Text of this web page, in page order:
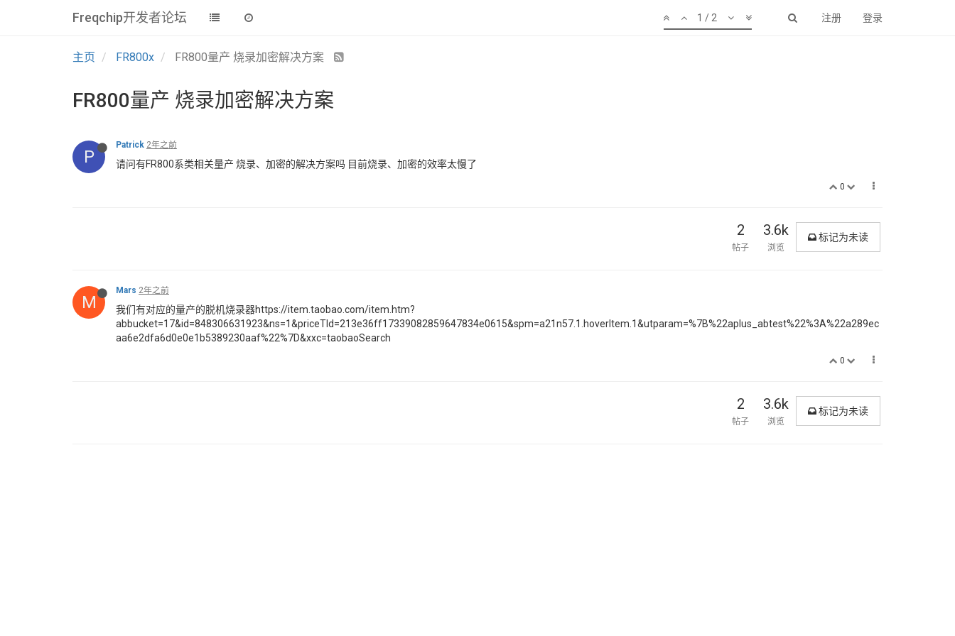
Freqchip开发者论坛 注册 登录
1 / 2
主页 FR800x FR800量产 烧录加密解决方案
FR800量产 烧录加密解决方案
P
Patrick 2年之前
请问有FR800系类相关量产 烧录、加密的解决方案吗 目前烧录、加密的效率太慢了
0
2
帖子
3.6k
浏览
标记为未读
M
Mars 2年之前
我们有对应的量产的脱机烧录器https://item.taobao.com/item.htm?
abbucket=17&id=848306631923&ns=1&priceTId=213e36ff17339082859647834e0615&spm=a21n57.1.hoverItem.1&utparam=%7B%22aplus_abtest%22%3A%22a289ec
aa6e2dfa6d0e0e1b5389230aaf%22%7D&xxc=taobaoSearch
0
2
帖子
3.6k
浏览
标记为未读